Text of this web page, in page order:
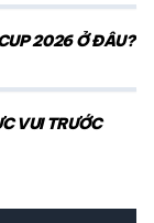
2026 Ở ĐÂU?
VUI TRƯỚC